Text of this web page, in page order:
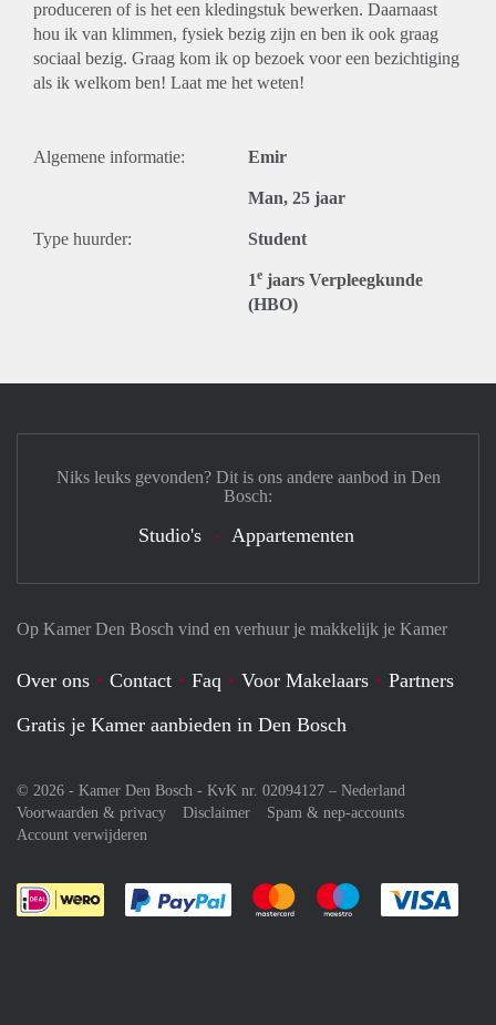
produceren of is het een kledingstuk bewerken. Daarnaast
hou ik van klimmen, fysiek bezig zijn en ben ik ook graag
sociaal bezig. Graag kom ik op bezoek voor een bezichtiging
als ik welkom ben! Laat me het weten!
Algemene informatie: Emir
Man, 25 jaar
Type huurder: Student
1e jaars Verpleegkunde
(HBO)
Op Kamer Den Bosch vind en verhuur je makkelijk je Kamer
Over ons Contact Faq Voor Makelaars
Partners
Gratis je Kamer aanbieden in Den Bosch
© 2026 - Kamer Den Bosch - KvK nr. 02094127 – Nederland
Voorwaarden & privacy
Disclaimer
Spam & nep-accounts
Account verwijderen
Je rekent gemakkelijk af met Paypal
Je rekent gemakkelijk af met
Je rekent
Niks leuks gevonden? Dit is ons andere aanbod in Den
Bosch:
Studio's Appartementen